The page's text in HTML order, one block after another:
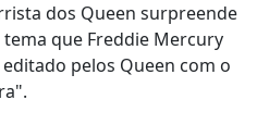
dos Queen surpreende
que Freddie Mercury
pelos Queen com o